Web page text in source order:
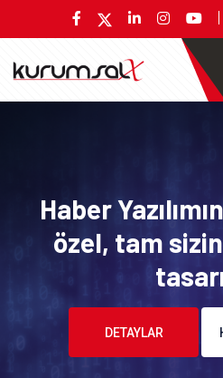
Haber
özel, tam
DETAYLAR